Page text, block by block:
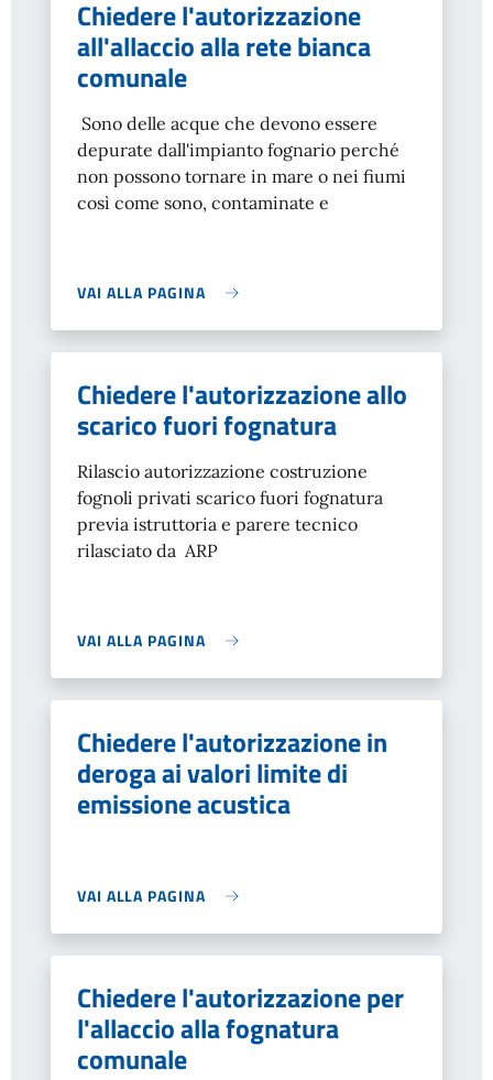
Chiedere l'autorizzazione
all'allaccio alla rete bianca
comunale
Sono delle acque che devono essere
depurate dall'impianto fognario perché
non possono tornare in mare o nei fiumi
così come sono, contaminate e
VAI ALLA PAGINA
Chiedere l'autorizzazione allo
scarico fuori fognatura
Rilascio autorizzazione costruzione
fognoli privati scarico fuori fognatura
previa istruttoria e parere tecnico
rilasciato da ARP
VAI ALLA PAGINA
Chiedere l'autorizzazione in
deroga ai valori limite di
emissione acustica
VAI ALLA PAGINA
Chiedere l'autorizzazione per
l'allaccio alla fognatura
comunale